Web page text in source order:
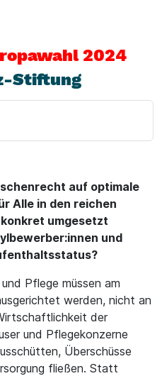
2024
Stiftung
auf optimale
Alle in den reichen
umgesetzt
und
Pflege müssen am
werden, nicht an
der
und Pflegekonzerne
Überschüsse
fließen. Statt